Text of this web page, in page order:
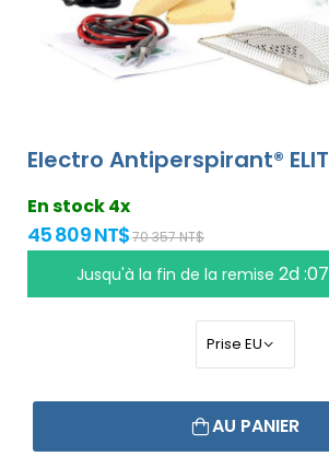
Electro Antiperspirant®
En stock 4x
45 809 NT$70 357 NT$
Jusqu'à la fin de la remise 2d
AU PANIER